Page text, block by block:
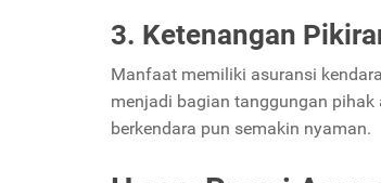
3. Ketenangan
Manfaat memiliki asuransi
menjadi bagian tanggungan
berkendara pun semakin nyaman.